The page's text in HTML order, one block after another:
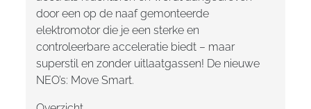
door een op de naaf gemonteerde
elektromotor die je een sterke en
controleerbare acceleratie biedt – maar
superstil en zonder uitlaatgassen! De nieuwe
NEO’s: Move Smart.